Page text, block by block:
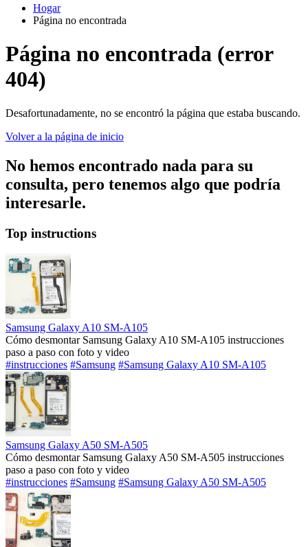
Hogar
Página no encontrada
Página no encontrada (error
404)
Desafortunadamente, no se encontró la página que estaba buscando.
Volver a la página de inicio
No hemos encontrado nada para su
consulta, pero tenemos algo que podría
interesarle.
Top instructions
Samsung Galaxy A10 SM-A105
Cómo desmontar Samsung Galaxy A10 SM-A105 instrucciones
paso a paso con foto y video
#instrucciones #Samsung #Samsung Galaxy A10 SM-A105
Samsung Galaxy A50 SM-A505
Cómo desmontar Samsung Galaxy A50 SM-A505 instrucciones
paso a paso con foto y video
#instrucciones #Samsung #Samsung Galaxy A50 SM-A505